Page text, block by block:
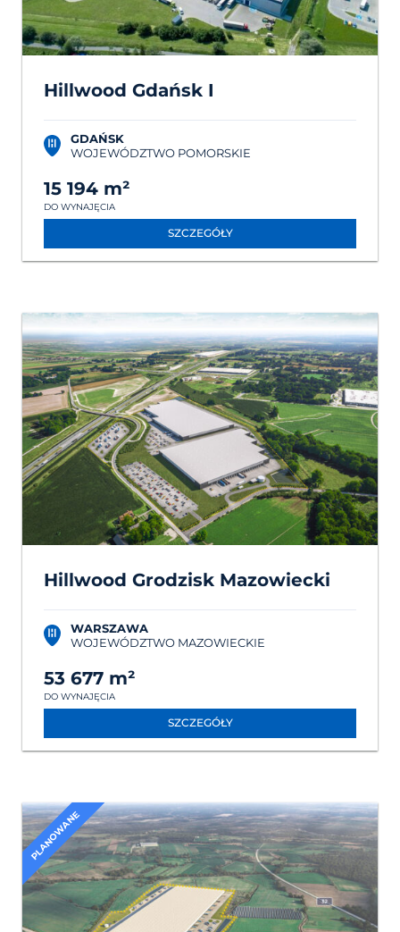
Hillwood Gdańsk I
GDAŃSK
WOJEWÓDZTWO POMORSKIE
15 194 m²
DO WYNAJĘCIA
SZCZEGÓŁY
Hillwood Grodzisk Mazowiecki
WARSZAWA
WOJEWÓDZTWO MAZOWIECKIE
53 677 m²
DO WYNAJĘCIA
SZCZEGÓŁY
PLANOWANE